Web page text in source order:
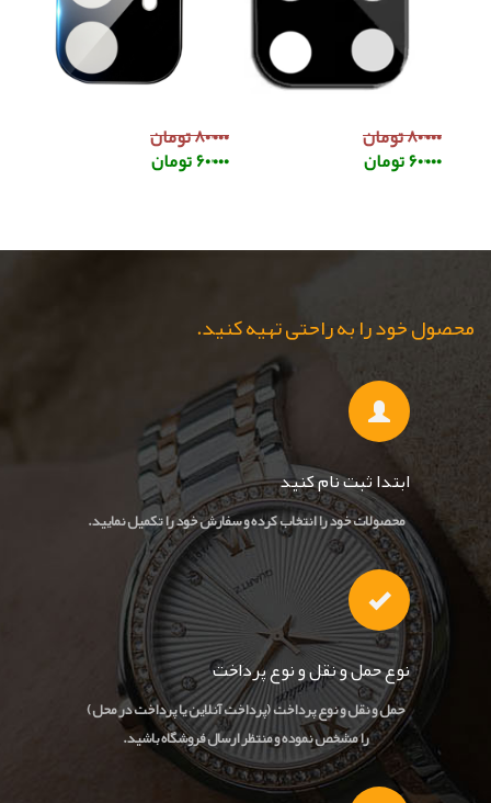
۸۰٬۰۰۰ تومان
۶۰٬۰۰۰ تومان
۸۰٬۰۰۰ تومان
۶۰٬۰۰۰ تومان
محصول خود را به راحتی تهیه کنید.
ابتدا ثبت نام کنید
محصولات خود را انتخاب کرده و سفارش خود را تکمیل نمایید.
نوع حمل و نقل و نوع پرداخت
حمل و نقل و نوع پرداخت (پرداخت آنلاین یا پرداخت در محل)
را مشخص نموده و منتظر ارسال فروشگاه باشید.